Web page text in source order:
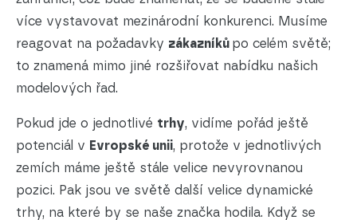
více vystavovat mezinárodní konkurenci. Musíme
reagovat na požadavky zákazníků po celém světě;
to znamená mimo jiné rozšiřovat nabídku našich
modelových řad.
Pokud jde o jednotlivé trhy, vidíme pořád ještě
potenciál v Evropské unii, protože v jednotlivých
zemích máme ještě stále velice nevyrovnanou
pozici. Pak jsou ve světě další velice dynamické
trhy, na které by se naše značka hodila. Když se